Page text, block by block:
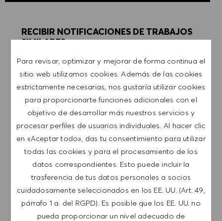
Para revisar, optimizar y mejorar de forma continua el
sitio web utilizamos cookies. Además de las cookies
estrictamente necesarias, nos gustaría utilizar cookies
para proporcionarte funciones adicionales con el
objetivo de desarrollar más nuestros servicios y
procesar perfiles de usuarios individuales. Al hacer clic
en «Aceptar todo», das tu consentimiento para utilizar
todas las cookies y para el procesamiento de los
datos correspondientes. Esto puede incluir la
trasferencia de tus datos personales a socios
cuidadosamente seleccionados en los EE. UU. (Art. 49,
párrafo 1 a. del RGPD). Es posible que los EE. UU. no
pueda proporcionar un nivel adecuado de
RECIBIR NOTIFICACIONES DE TRABAJOS
SIMILARES
Regístrate para recibir alertas de empleo.
NOTA: Al suscribirme, consiento recibir
comunicaciones por correo electrónico con
ofertas de trabajo de HUGO BOSS, invitaciones
a eventos y otros temas profesionales de los
que puedo darme de baja en cualquier
momento, por ejemplo, haciendo clic en el
enlace presente en los mensajes de correo
electrónico. Acepto que mis datos personales se
procesen conforme a laPOLÍTICA DE
PRIVACIDAD.